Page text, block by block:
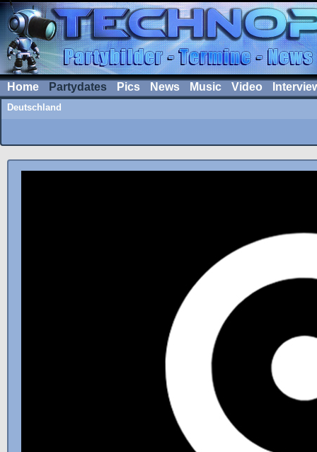
Home Partydates Pics News Music Video
Deutschland